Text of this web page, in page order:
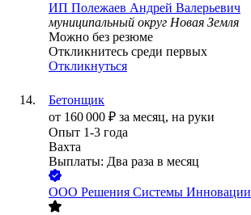
ИП Полежаев Андрей Валерьевич
муниципальный округ Новая Земля
Можно без резюме
Откликнитесь среди первых
Откликнуться
Бетонщик
от 160 000 ₽ за месяц, на руки
Опыт 1-3 года
Вахта
Выплаты: Два раза в месяц
ООО Решения Системы Инновации